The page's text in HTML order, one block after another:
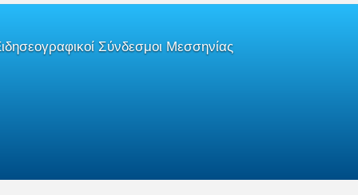
Σύνδεσμοι Μεσσηνίας